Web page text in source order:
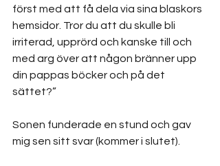
först med att få dela via sina blaskors
hemsidor. Tror du att du skulle bli
irriterad, upprörd och kanske till och
med arg över att någon bränner upp
din pappas böcker och på det
sättet?”
Sonen funderade en stund och gav
mig sen sitt svar (kommer i slutet).